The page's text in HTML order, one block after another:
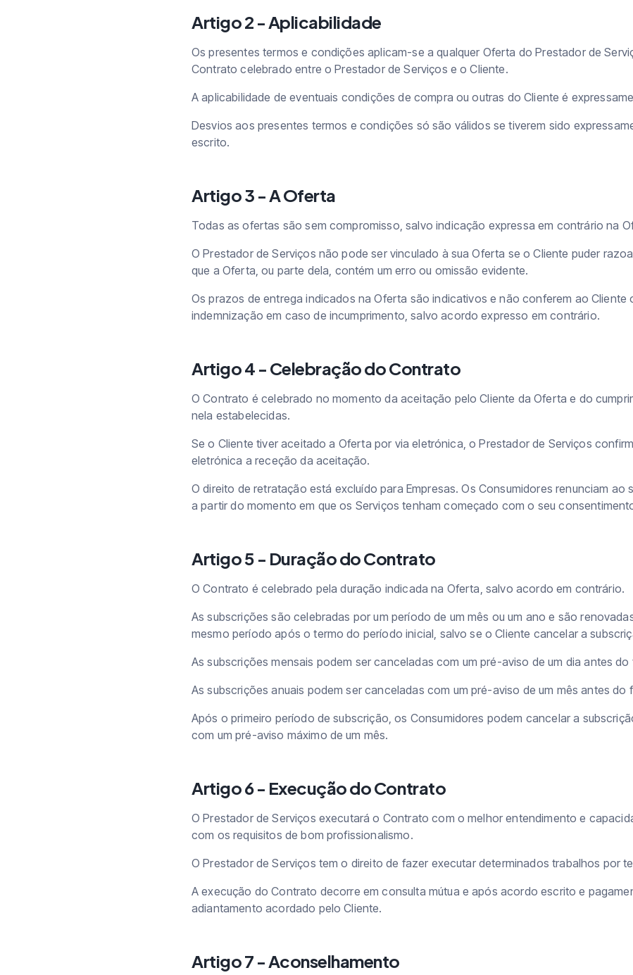
Artigo 2 - Aplicabilidade
Os presentes termos e condições aplicam-se a qualquer Oferta do Prestador de
Contrato celebrado entre o Prestador de Serviços e o Cliente.
A aplicabilidade de eventuais condições de compra ou outras do Cliente é
Desvios aos presentes termos e condições só são válidos se tiverem sido
escrito.
Artigo 3 - A Oferta
Todas as ofertas são sem compromisso, salvo indicação expressa em contrário na
O Prestador de Serviços não pode ser vinculado à sua Oferta se o Cliente puder
que a Oferta, ou parte dela, contém um erro ou omissão evidente.
Os prazos de entrega indicados na Oferta são indicativos e não conferem ao Cliente
indemnização em caso de incumprimento, salvo acordo expresso em contrário.
Artigo 4 - Celebração do Contrato
O Contrato é celebrado no momento da aceitação pelo Cliente da Oferta e do
nela estabelecidas.
Se o Cliente tiver aceitado a Oferta por via eletrónica, o Prestador de Serviços
eletrónica a receção da aceitação.
O direito de retratação está excluído para Empresas. Os Consumidores renunciam ao
a partir do momento em que os Serviços tenham começado com o seu
Artigo 5 - Duração do Contrato
O Contrato é celebrado pela duração indicada na Oferta, salvo acordo em contrário.
As subscrições são celebradas por um período de um mês ou um ano e são
mesmo período após o termo do período inicial, salvo se o Cliente cancelar a
As subscrições mensais podem ser canceladas com um pré-aviso de um dia antes do
As subscrições anuais podem ser canceladas com um pré-aviso de um mês antes do
Após o primeiro período de subscrição, os Consumidores podem cancelar a
com um pré-aviso máximo de um mês.
Artigo 6 - Execução do Contrato
O Prestador de Serviços executará o Contrato com o melhor entendimento e
com os requisitos de bom profissionalismo.
O Prestador de Serviços tem o direito de fazer executar determinados trabalhos por
A execução do Contrato decorre em consulta mútua e após acordo escrito e
adiantamento acordado pelo Cliente.
Artigo 7 - Aconselhamento